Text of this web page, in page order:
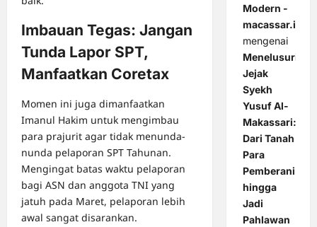
Imbauan Tegas: Jangan
Tunda Lapor SPT,
Manfaatkan Coretax
Momen ini juga dimanfaatkan
Imanul Hakim untuk mengimbau
para prajurit agar tidak menunda-
nunda pelaporan SPT Tahunan.
Mengingat batas waktu pelaporan
bagi ASN dan anggota TNI yang
jatuh pada Maret, pelaporan lebih
awal sangat disarankan.
Modern -
macassar.id
mengenai
Menelusuri
Jejak
Syekh
Yusuf Al-
Makassari:
Dari Tanah
Para
Pemberani
hingga
Jadi
Pahlawan